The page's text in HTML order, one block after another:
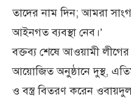
তাদের নাম দিন; আমরা
আইনগত ব্যবস্থা নেব।’
বক্তব্য শেষে আওয়ামী
আয়োজিত অনুষ্ঠানে দুস্থ,
ও বস্ত্র বিতরণ করেন